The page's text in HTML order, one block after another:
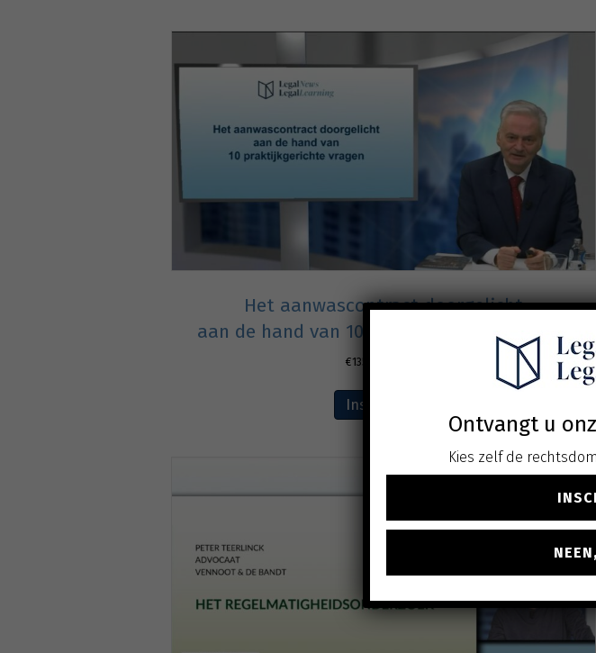
Het aanwascontract doorgelicht
aan de hand van 10 praktijkgerichte vragen
€135,00
Inschrijven
Ontvangt u
Kies zelf de